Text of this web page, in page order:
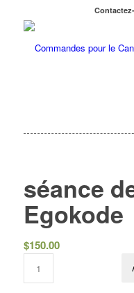
séance
Egokode
$150.00